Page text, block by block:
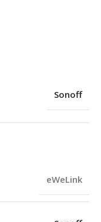
Sonoff
eWeLink